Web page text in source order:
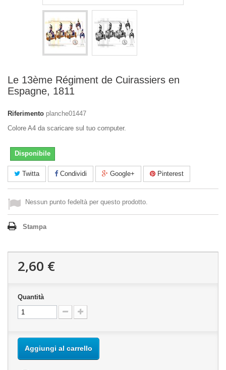
Le 13ème Régiment de Cuirassiers en
Espagne, 1811
Riferimento planche01447
Colore A4 da scaricare sul tuo computer.
Disponibile
Twitta Condividi Google+ Pinterest
Nessun punto fedeltà per questo prodotto.
Stampa
2,60 €
Quantità
Aggiungi al carrello